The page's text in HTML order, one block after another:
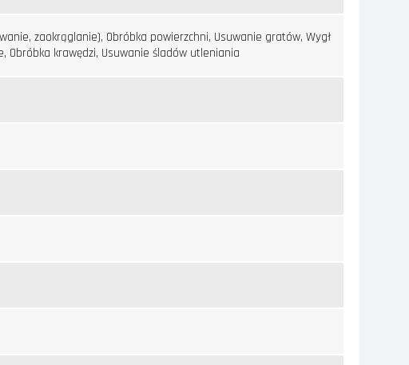
zaokrąglanie), Obróbka powierzchni, Usuwanie gratów, Wygł
Obróbka krawędzi, Usuwanie śladów utleniania